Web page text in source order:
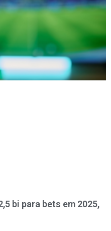
bi para bets em 2025,